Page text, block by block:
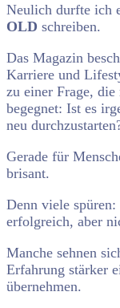
Neulich durfte ich
OLD schreiben.
Das Magazin
Karriere und
zu einer Frage,
begegnet: Ist es
neu
Gerade für
brisant.
Denn viele
erfolgreich, aber
Manche sehnen
Erfahrung stärker
übernehmen.